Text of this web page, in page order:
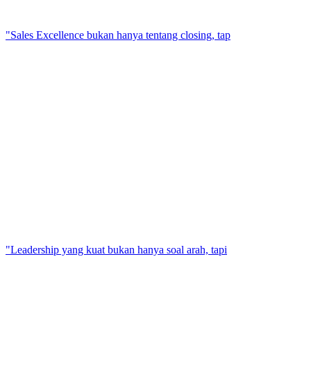
"Sales Excellence bukan hanya tentang closing, tap
"Leadership yang kuat bukan hanya soal arah, tapi